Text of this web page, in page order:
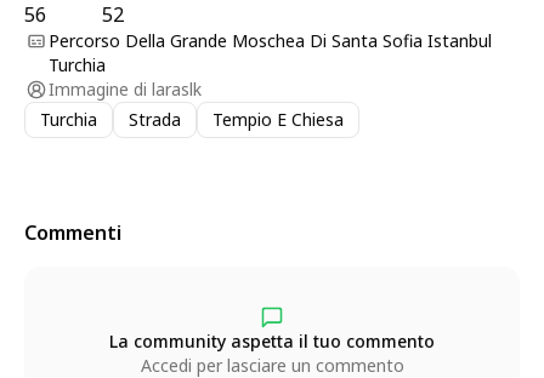
56 52
Percorso Della Grande Moschea Di Santa Sofia Istanbul
Turchia
Immagine di laraslk
Turchia
Strada Tempio E Chiesa
Commenti
La community aspetta il tuo commento
Accedi per lasciare un commento